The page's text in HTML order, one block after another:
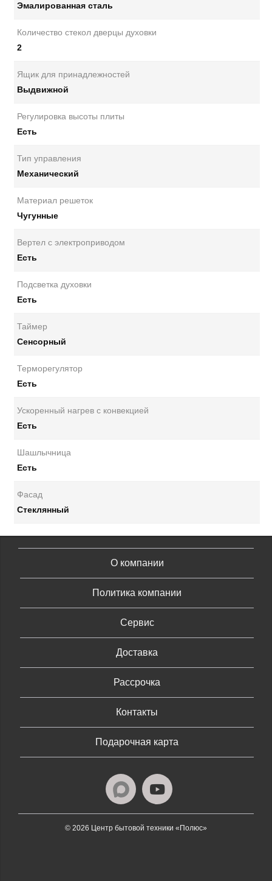
Эмалированная сталь
Количество стекол дверцы духовки
2
Ящик для принадлежностей
Выдвижной
Регулировка высоты плиты
Есть
Тип управления
Механический
Материал решеток
Чугунные
Вертел с электроприводом
Есть
Подсветка духовки
Есть
Таймер
Сенсорный
Терморегулятор
Есть
Ускоренный нагрев с конвекцией
Есть
Шашлычница
Есть
Фасад
Стеклянный
О компании
Политика компании
Сервис
Доставка
Рассрочка
Контакты
Подарочная карта
© 2026 Центр бытовой техники «Полюс»